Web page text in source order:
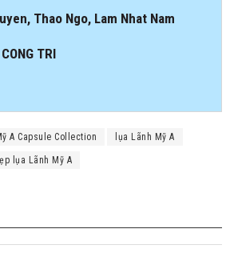
Thao Ngo, Lam Nhat Nam
TRI
A Capsule Collection lụa Lãnh Mỹ A
lụa Lãnh Mỹ A